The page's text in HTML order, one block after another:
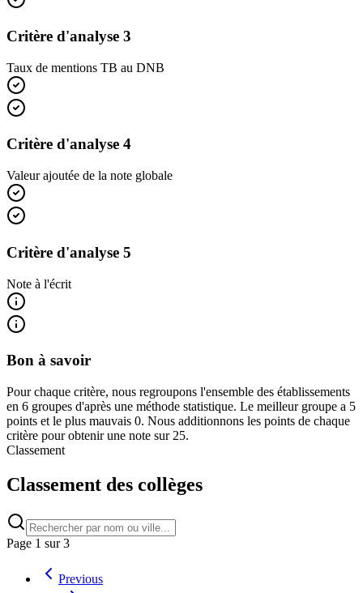
Critère d'analyse 3
Taux de mentions TB au DNB
Critère d'analyse 4
Valeur ajoutée de la note globale
Critère d'analyse 5
Note à l'écrit
Bon à savoir
Pour chaque critère, nous regroupons l'ensemble des établissements
en 6 groupes d'après une méthode statistique. Le meilleur groupe a 5
points et le plus mauvais 0. Nous additionnons les points de chaque
critère pour obtenir une note sur 25.
Classement
Classement des collèges
Page 1 sur3
Previous